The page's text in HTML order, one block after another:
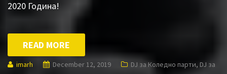
2020 Година!
READ MORE
imarh December 12, 2019 DJ за Коледно парти, DJ за